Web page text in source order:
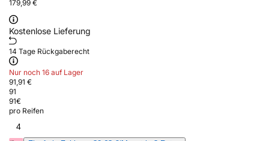
179,99 €
Kostenlose Lieferung
14 Tage Rückgaberecht
Nur noch 16 auf Lager
91,91 €
91
91€
pro Reifen
4